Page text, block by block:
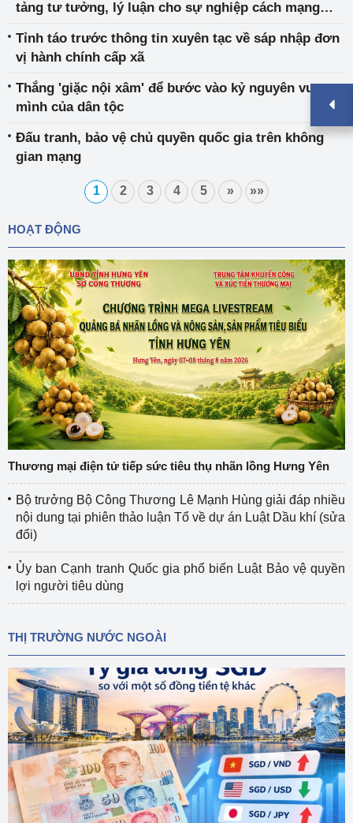
tảng tư tưởng, lý luận cho sự nghiệp cách mạng
Tỉnh táo trước thông tin xuyên tạc về sáp nhập đơn
vị hành chính cấp xã
Thắng 'giặc nội xâm' để bước vào kỷ nguyên vươn
mình của dân tộc
Đấu tranh, bảo vệ chủ quyền quốc gia trên không
gian mạng
1 2 3 4 5 » »»
HOẠT ĐỘNG
Thương mại điện tử tiếp sức tiêu thụ nhãn lồng Hưng Yên
Bộ trưởng Bộ Công Thương Lê Mạnh Hùng giải đáp nhiều
nội dung tại phiên thảo luận Tổ về dự án Luật Dầu khí (sửa
đổi)
Ủy ban Cạnh tranh Quốc gia phổ biến Luật Bảo vệ quyền
lợi người tiêu dùng
THỊ TRƯỜNG NƯỚC NGOÀI